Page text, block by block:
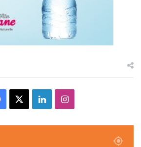
Facebook LinkedinInstagram